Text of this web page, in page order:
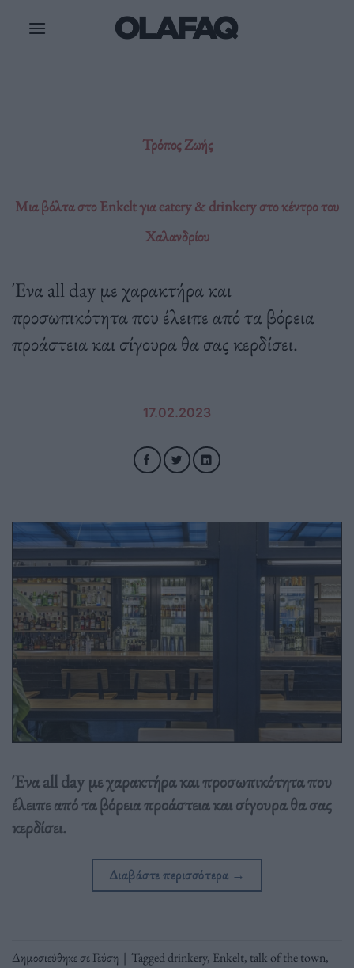
Τρόπος Ζωής
Μια βόλτα στο Enkelt για eatery & drinkery στο κέντρο του
Χαλανδρίου
Ένα all day με χαρακτήρα και
προσωπικότητα που έλειπε από τα βόρεια
προάστεια και σίγουρα θα σας κερδίσει.
17.02.2023
Ένα all day με χαρακτήρα και προσωπικότητα που
έλειπε από τα βόρεια προάστεια και σίγουρα θα σας
κερδίσει.
Διαβάστε περισσότερα →
Δημοσιεύθηκε σεΓεύση | Taggeddrinkery, Enkelt, talk of the town,